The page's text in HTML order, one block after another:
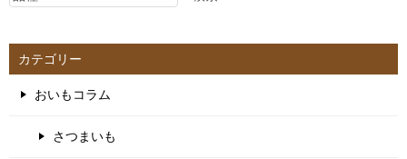
カテゴリー
おいもコラム
さつまいも